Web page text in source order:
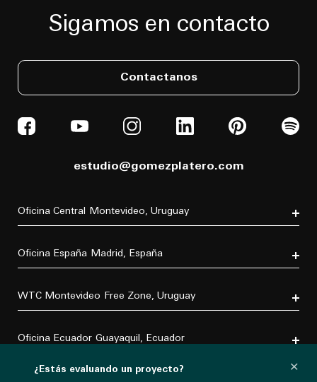
Sigamos en contacto
Contactanos
Oficina Central Montevideo, Uruguay
C.P. 11500
Tel. (+598) 2604 4433
Oficina España Madrid, España
Tel. (+34) 611 870 700
WTC Montevideo Free Zone, Uruguay
C.P. 11300
Tel. (+598) 2626 2322
Oficina Ecuador Guayaquil, Ecuador
Villa B5 Vía a Samborondón km 7.5
Urbanización Entre Lagos
estudio@gomezplatero.com
¿Estás evaluando un proyecto? ×